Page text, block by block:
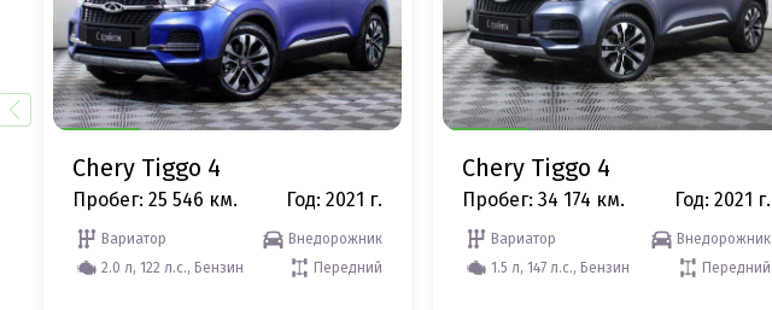
Chery Tiggo 4
Пробег: 25 546 км. Год: 2021 г.
Вариатор
Внедорожник
2.0 л, 122 л.с., Бензин
Передний
Chery Tiggo 4
Пробег: 34 174 км. Год: 2021 г.
Вариатор
Внедорожник
1.5 л, 147 л.с., Бензин
Передний